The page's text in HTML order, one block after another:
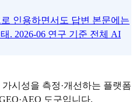
인용하면서도 답변 본문에는
. 2026-06 연구 기준 전체 AI
시성을 측정·개선하는 플랫폼
도구입니다.